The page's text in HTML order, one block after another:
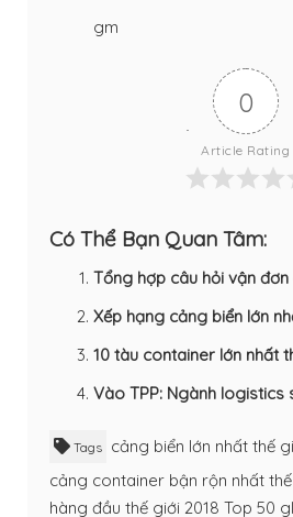
gm
0
Article Rating
Có Thể Bạn Quan Tâm:
Tổng hợp câu hỏi vận
Xếp hạng cảng biển lớn
10 tàu container lớn nhất
Vào TPP: Ngành logistics
Tags cảng biển lớn nhất thế
cảng container bận rộn nhất
hàng đầu thế giới 2018 Top 50